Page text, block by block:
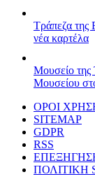
Τράπεζα της
νέα καρτέλα
Μουσείο της
Μουσείου
ΟΡΟΙ
SITEMAP
GDPR
RSS
ΠΟΛΙΤΙΚΗ